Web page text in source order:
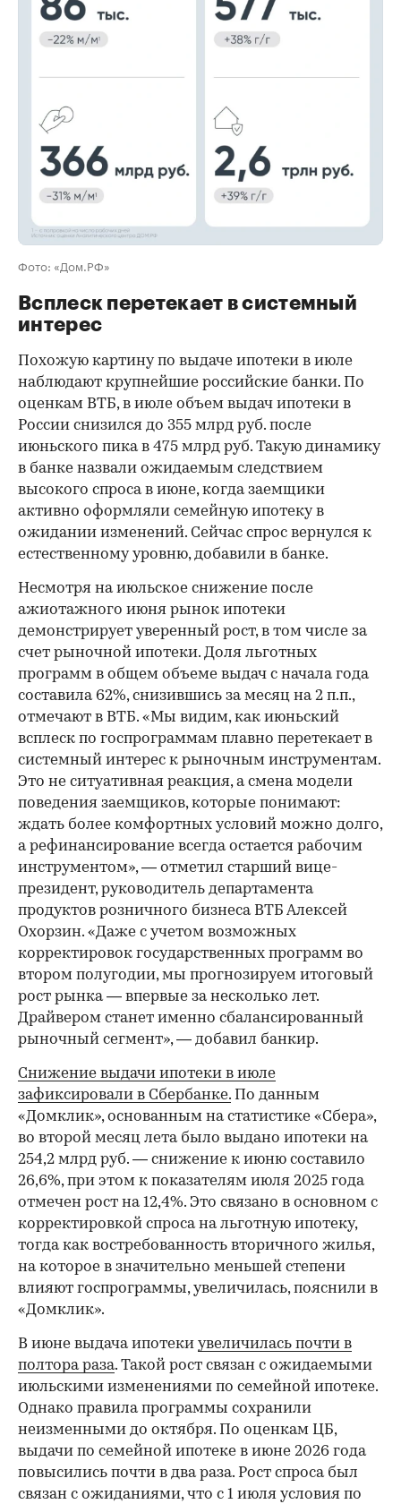
Фото: «Дом.РФ»
Всплеск перетекает в системный
интерес
Похожую картину по выдаче ипотеки в июле
наблюдают крупнейшие российские банки. По
оценкам ВТБ, в июле объем выдач ипотеки в
России снизился до 355 млрд руб. после
июньского пика в 475 млрд руб. Такую динамику
в банке назвали ожидаемым следствием
высокого спроса в июне, когда заемщики
активно оформляли семейную ипотеку в
ожидании изменений. Сейчас спрос вернулся к
естественному уровню, добавили в банке.
Несмотря на июльское снижение после
ажиотажного июня рынок ипотеки
демонстрирует уверенный рост, в том числе за
счет рыночной ипотеки. Доля льготных
программ в общем объеме выдач с начала года
составила 62%, снизившись за месяц на 2 п.п.,
отмечают в ВТБ. «Мы видим, как июньский
всплеск по госпрограммам плавно перетекает в
системный интерес к рыночным инструментам.
Это не ситуативная реакция, а смена модели
поведения заемщиков, которые понимают:
ждать более комфортных условий можно долго,
а рефинансирование всегда остается рабочим
инструментом», — отметил старший вице-
президент, руководитель департамента
продуктов розничного бизнеса ВТБ Алексей
Охорзин. «Даже с учетом возможных
корректировок государственных программ во
втором полугодии, мы прогнозируем итоговый
рост рынка — впервые за несколько лет.
Драйвером станет именно сбалансированный
рыночный сегмент», — добавил банкир.
Снижение выдачи ипотеки в июле
зафиксировали в Сбербанке. По данным
«Домклик», основанным на статистике «Сбера»,
во второй месяц лета было выдано ипотеки на
254,2 млрд руб. — снижение к июню составило
26,6%, при этом к показателям июля 2025 года
отмечен рост на 12,4%. Это связано в основном с
корректировкой спроса на льготную ипотеку,
тогда как востребованность вторичного жилья,
на которое в значительно меньшей степени
влияют госпрограммы, увеличилась, пояснили в
«Домклик».
В июне выдача ипотеки увеличилась почти в
полтора раза. Такой рост связан с ожидаемыми
июльскими изменениями по семейной ипотеке.
Однако правила программы сохранили
неизменными до октября. По оценкам ЦБ,
выдачи по семейной ипотеке в июне 2026 года
повысились почти в два раза. Рост спроса был
связан с ожиданиями, что с 1 июля условия по